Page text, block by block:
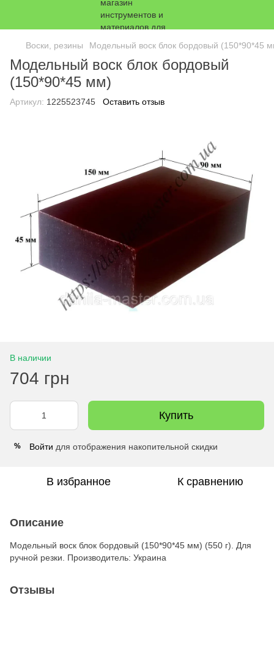
Воски, резины Модельный воск блок бордовый (150*90*45
Модельный воск блок бордовый
(150*90*45 мм)
Артикул: 1225523745 Оставить отзыв
В наличии
704 грн
Купить
% Войти для отображения накопительной скидки
В избранное К сравнению
Описание
Модельный воск блок бордовый (150*90*45 мм) (550 г). Для
ручной резки. Производитель: Украина
Отзывы